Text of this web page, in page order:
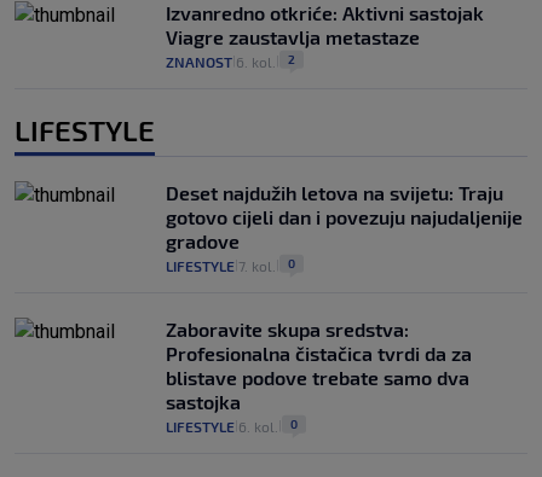
Izvanredno otkriće: Aktivni sastojak
Viagre zaustavlja metastaze
ZNANOST 6. kol. 2
LIFESTYLE
Deset najdužih letova na svijetu: Traju
gotovo cijeli dan i povezuju najudaljenije
gradove
LIFESTYLE 7. kol. 0
Zaboravite skupa sredstva:
Profesionalna čistačica tvrdi da za
blistave podove trebate samo dva
sastojka
LIFESTYLE 6. kol. 0